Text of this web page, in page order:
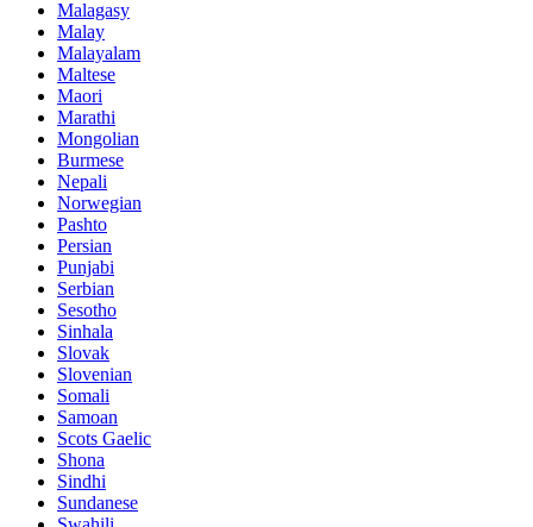
Malagasy
Malay
Malayalam
Maltese
Maori
Marathi
Mongolian
Burmese
Nepali
Norwegian
Pashto
Persian
Punjabi
Serbian
Sesotho
Sinhala
Slovak
Slovenian
Somali
Samoan
Scots Gaelic
Shona
Sindhi
Sundanese